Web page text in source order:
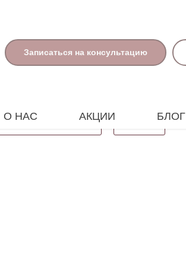
Записаться на консультацию
О НАС АКЦИИ БЛОГ